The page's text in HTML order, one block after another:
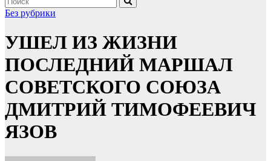
Без рубрики
УШЕЛ ИЗ ЖИЗНИ
ПОСЛЕДНИЙ МАРШАЛ
СОВЕТСКОГО СОЮЗА
ДМИТРИЙ ТИМОФЕЕВИЧ
ЯЗОВ